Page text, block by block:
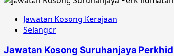
Jawatan Kosong Kerajaan
Selangor
Jawatan Kosong Suruhanjaya